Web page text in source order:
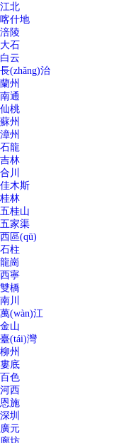
江北
喀什地
涪陵
大石
白云
長(zhǎng)治
蘭州
南通
仙桃
蘇州
漳州
石龍
吉林
合川
佳木斯
桂林
五桂山
五家渠
西區(qū)
石柱
龍崗
西寧
雙橋
南川
萬(wàn)江
金山
臺(tái)灣
柳州
婁底
百色
河西
恩施
深圳
廣元